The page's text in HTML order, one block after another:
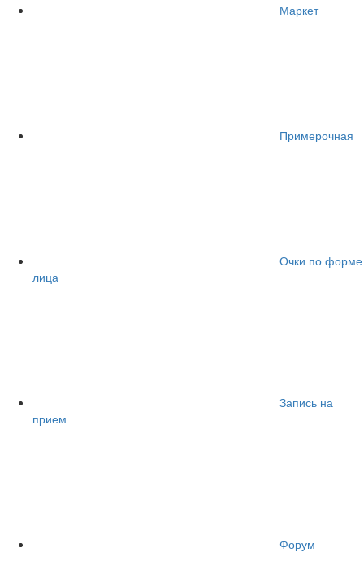
Маркет
Примерочная
Очки по форме
лица
Запись на
прием
Форум